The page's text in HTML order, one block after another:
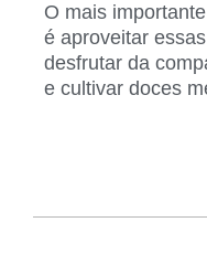
O mais
é aproveitar
desfrutar da
e cultivar doces